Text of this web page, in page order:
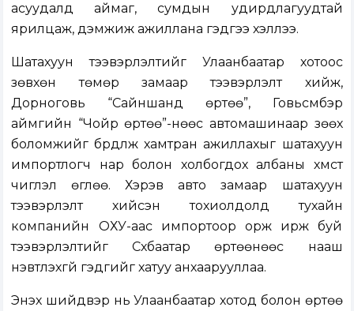
асуудалд аймаг, сумдын удирдлагуудтай
ярилцаж, дэмжиж ажиллана гэдгээ хэллээ.
Шатахуун тээвэрлэлтийг Улаанбаатар хотоос
зөвхөн төмөр замаар тээвэрлэлт хийж,
Дорноговь “Сайншанд өртөө”, Говьсүмбэр
аймгийн “Чойр өртөө”-нөөс автомашинаар зөөх
боломжийг бүрдүүлж хамтран ажиллахыг шатахуун
импортлогч нар болон холбогдох албаны хүмүүст
чиглэл өглөө. Хэрэв авто замаар шатахуун
тээвэрлэлт хийсэн тохиолдолд тухайн
компанийн ОХУ-аас импортоор орж ирж буй
тээвэрлэлтийг Сүхбаатар өртөөнөөс нааш
нэвтүүлэхгүй гэдгийг хатуу анхаарууллаа.
Энэхүү шийдвэр нь Улаанбаатар хотод болон өртөө